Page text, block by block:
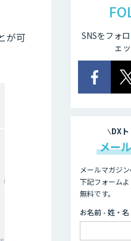
が可
SNSをフォ
ェ
DX
メー
メールマガジ
下記フォーム
無料です。
お名前 - 姓・名